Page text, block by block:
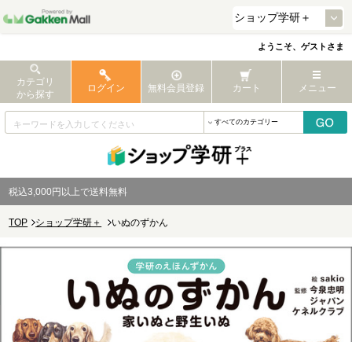
ようこそ、ゲストさま
カテゴリ
から探す
ログイン 無料会員登録 カート メニュー
税込3,000円以上で送料無料
TOP ショップ学研＋ いぬのずかん